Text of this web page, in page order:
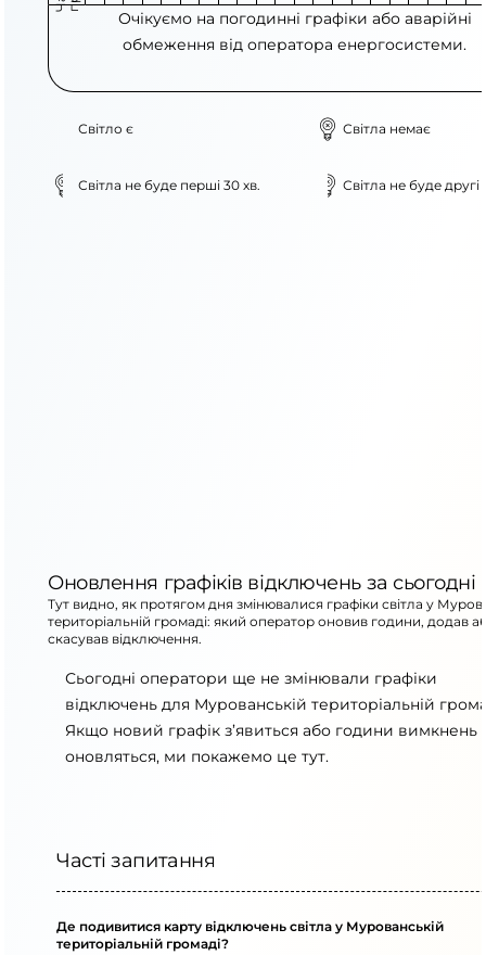
Очікуємо на погодинні графіки або аварійні
обмеження від оператора енергосистеми.
Світло є Світла немає
Світла не буде перші 30 хв. Світла не буде другі
Оновлення графіків відключень за сьогодні
Тут видно, як протягом дня змінювалися графіки світла у
територіальній громаді: який оператор оновив години, додав
скасував відключення.
Сьогодні оператори ще не змінювали графіки
відключень для Мурованській територіальній
Якщо новий графік з’явиться або години вимкнень
оновляться, ми покажемо це тут.
Часті запитання
Де подивитися карту відключень світла у Мурованській
територіальній громаді?